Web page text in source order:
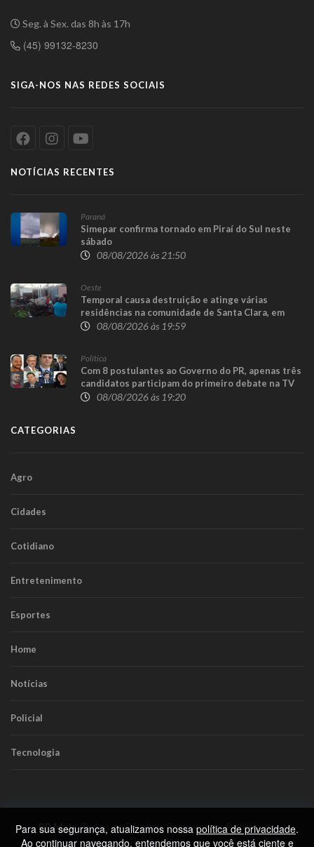
Seg. à Sex. das 8h às 17h
(45) 99132-8230
SIGA-NOS NAS REDES SOCIAIS
NOTÍCIAS RECENTES
Paraná
Simepar confirma tornado em Piraí do Sul neste
sábado
08/08/2026 às 21:50
Oeste
Temporal causa destruição e atinge várias
residências na comunidade de Santa Clara, em
Candói08/08/2026 às 19:59
Política
Com 8 postulantes ao Governo do PR, apenas três
candidatos participam do primeiro debate na TV
08/08/2026 às 19:20
CATEGORIAS
Agro
Cidades
Cotidiano
Entretenimento
Esportes
Home
Notícias
Policial
Tecnologia
RR Mais. Todos os Direitos Reservados.Política de
Privacidade
Para sua segurança, atualizamos nossa política de privacidade.
Ao continuar navegando, entendemos que você está ciente e